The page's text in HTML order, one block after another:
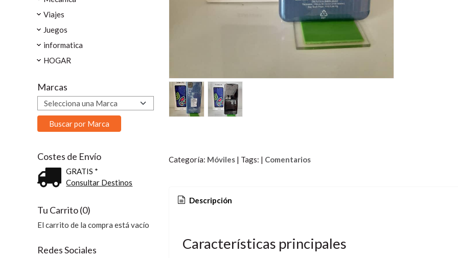
Viajes
Juegos
informatica
HOGAR
Marcas
Costes de Envío
GRATIS *
Consultar Destinos
Tu Carrito (0)
El carrito de la compra está vacío
Redes Sociales
Categoría: Móviles | Tags: | Comentarios
Descripción
Características principales